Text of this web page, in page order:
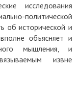
исследования
политической
об исторической и
объясняет и
мышления, и
извне